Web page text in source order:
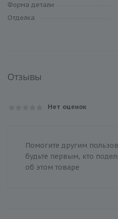
Форма детали
Отделка
Отзывы
Нет оценок
Помогите другим
будьте первым, кто
об этом товаре